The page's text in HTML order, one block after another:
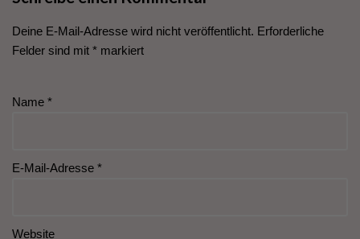
Deine E-Mail-Adresse wird nicht veröffentlicht. Erforderliche
Felder sind mit * markiert
Name *
E-Mail-Adresse *
Website